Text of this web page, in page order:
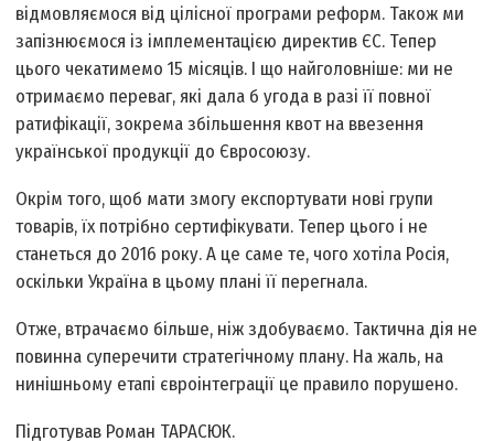
відмовляємося від цілісної програми реформ. Також ми
запізнюємося із імплементацією директив ЄС. Тепер
цього чекатимемо 15 місяців. І що найголовніше: ми не
отримаємо переваг, які дала б угода в разі її повної
ратифікації, зокрема збільшення квот на ввезення
української продукції до Євросоюзу.
Окрім того, щоб мати змогу експортувати нові групи
товарів, їх потрібно сертифікувати. Тепер цього і не
станеться до 2016 року. А це саме те, чого хотіла Росія,
оскільки Україна в цьому плані її перегнала.
Отже, втрачаємо більше, ніж здобуваємо. Тактична дія не
повинна суперечити стратегічному плану. На жаль, на
нинішньому етапі євроінтеграції це правило порушено.
Підготував Роман ТАРАСЮК.